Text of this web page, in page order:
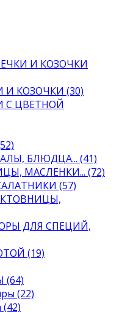
И КОЗОЧКИ
И КОЗОЧКИ (30)
С ЦВЕТНОЙ
БЛЮДЦА... (41)
МАСЛЕНКИ... (72)
(57)
ДЛЯ СПЕЦИЙ,
(19)
(22)